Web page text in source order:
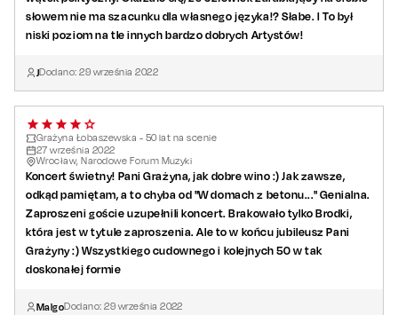
słowem nie ma szacunku dla własnego języka!? Słabe. I To był
niski poziom na tle innych bardzo dobrych Artystów!
JDodano:29 września 2022
Grażyna Łobaszewska - 50 lat na scenie
27 września 2022
Wrocław, Narodowe Forum Muzyki
Koncert świetny! Pani Grażyna, jak dobre wino :) Jak zawsze,
odkąd pamiętam, a to chyba od "W domach z betonu..." Genialna.
Zaproszeni goście uzupełnili koncert. Brakowało tylko Brodki,
która jest w tytule zaproszenia. Ale to w końcu jubileusz Pani
Grażyny :) Wszystkiego cudownego i kolejnych 50 w tak
doskonałej formie
MalgoDodano:29 września 2022